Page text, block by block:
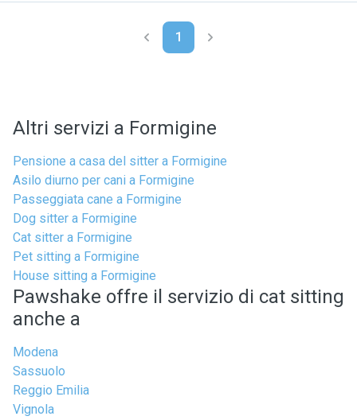
1
Altri servizi a Formigine
Pensione a casa del sitter a Formigine
Asilo diurno per cani a Formigine
Passeggiata cane a Formigine
Dog sitter a Formigine
Cat sitter a Formigine
Pet sitting a Formigine
House sitting a Formigine
Pawshake offre il servizio di cat sitting
anche a
Modena
Sassuolo
Reggio Emilia
Vignola